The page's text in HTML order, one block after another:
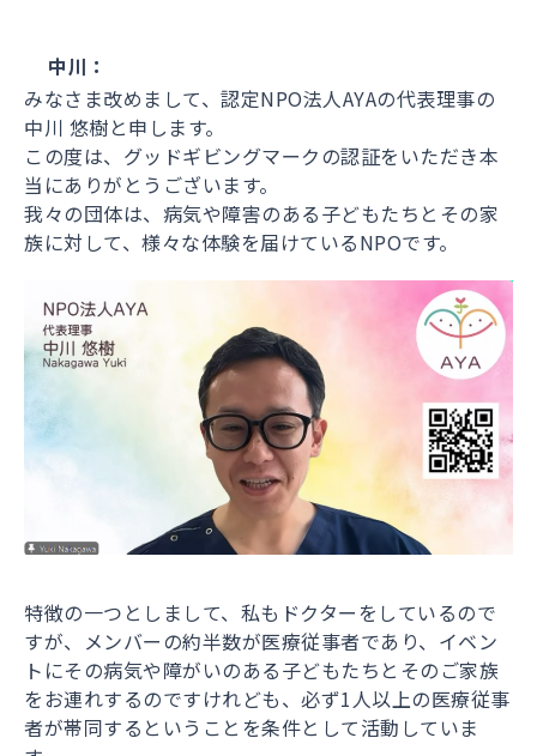
中川：
みなさま改めまして、認定NPO法人AYAの代表理事の
中川 悠樹と申します。
この度は、グッドギビングマークの認証をいただき本
当にありがとうございます。
我々の団体は、病気や障害のある子どもたちとその家
族に対して、様々な体験を届けているNPOです。
特徴の一つとしまして、私もドクターをしているので
すが、メンバーの約半数が医療従事者であり、イベン
トにその病気や障がいのある子どもたちとそのご家族
をお連れするのですけれども、必ず1人以上の医療従事
者が帯同するということを条件として活動していま